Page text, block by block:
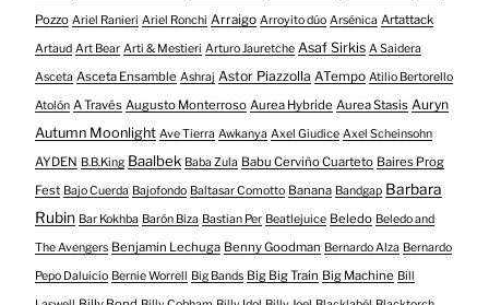
Pozzo Ariel Ranieri Ariel Ronchi Arraigo Arroyito dúo Arsénica Artattack
Artaud Art Bear Arti & Mestieri Arturo Jauretche Asaf Sirkis A Saidera
Asceta Asceta Ensamble Ashraj Astor Piazzolla ATempo Atilio Bertorello
Atolón A Través Augusto Monterroso Aurea Hybride Aurea Stasis Auryn
Autumn Moonlight Ave Tierra Awkanya Axel Giudice Axel Scheinsohn
AYDEN B.B.King Baalbek Baba Zula Babu Cerviño Cuarteto Baires Prog
Fest Bajo Cuerda Bajofondo Baltasar Comotto Banana Bandgap Barbara
Rubin Bar Kokhba Barón Biza Bastian Per Beatlejuice Beledo Beledo and
The Avengers Benjamin Lechuga Benny Goodman Bernardo Alza Bernardo
Pepo Daluicio Bernie Worrell Big Bands Big Big Train Big Machine Bill